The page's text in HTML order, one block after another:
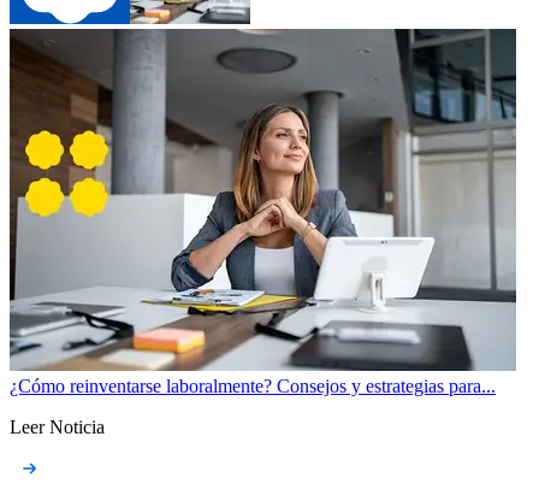
¿Cómo reinventarse laboralmente? Consejos y estrategias para...
Leer Noticia